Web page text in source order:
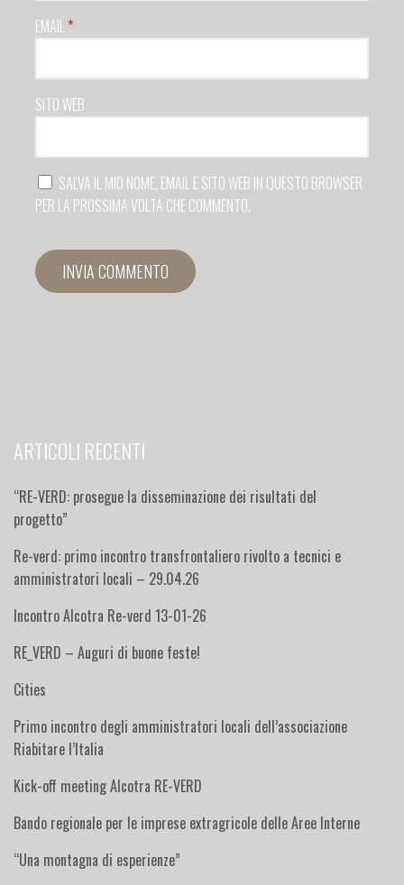
EMAIL*
SITO WEB
SALVA IL MIO NOME, EMAIL E SITO WEB IN QUESTO BROWSER
PER LA PROSSIMA VOLTA CHE COMMENTO.
ARTICOLI RECENTI
“RE-VERD: prosegue la disseminazione dei risultati del
progetto”
Re-verd: primo incontro transfrontaliero rivolto a tecnici e
amministratori locali – 29.04.26
Incontro Alcotra Re-verd 13-01-26
RE_VERD – Auguri di buone feste!
Cities
Primo incontro degli amministratori locali dell’associazione
Riabitare l’Italia
Kick-off meeting Alcotra RE-VERD
Bando regionale per le imprese extragricole delle Aree Interne
“Una montagna di esperienze”